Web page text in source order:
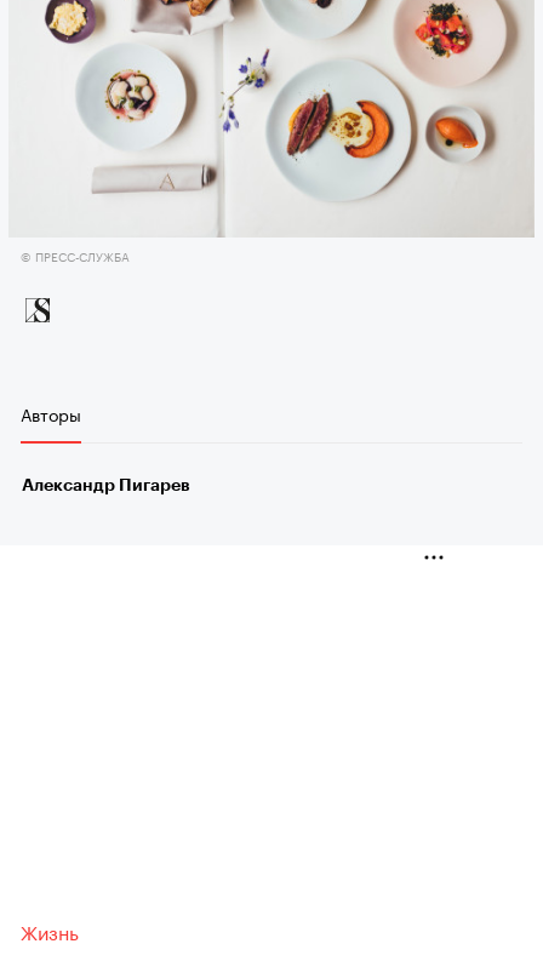
© ПРЕСС-СЛУЖБА
Авторы
Александр Пигарев
Жизнь